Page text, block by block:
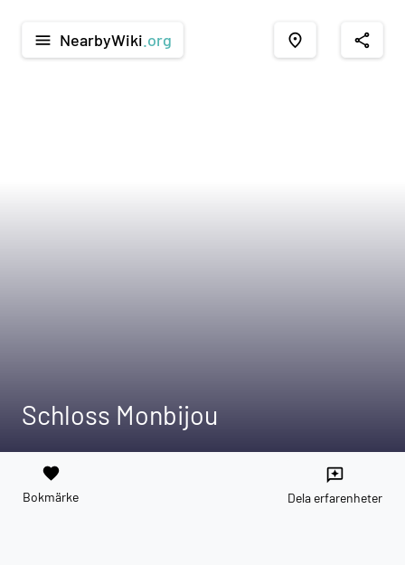
menu NearbyWiki .org place share
Schloss Monbijou
favorite
Bokmärke
reviews
Dela erfarenheter